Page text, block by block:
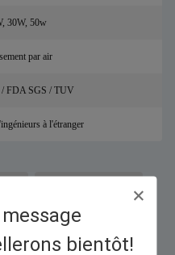
bientôt!
30W, 50w
par air
FDA SGS / TUV
à l'étranger